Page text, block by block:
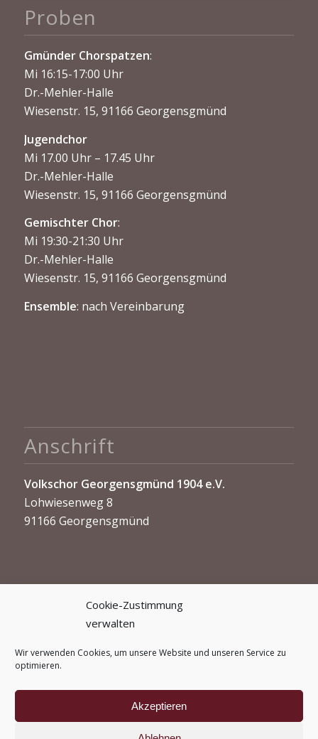
Cookie-Zustimmung
verwalten
Wir verwenden Cookies, um unsere Website und unseren Service zu
optimieren.
Akzeptieren
Proben
Gmünder Chorspatzen:
Mi 16:15-17:00 Uhr
Dr.-Mehler-Halle
Wiesenstr. 15, 91166 Georgensgmünd
Jugendchor
Mi 17.00 Uhr – 17.45 Uhr
Dr.-Mehler-Halle
Wiesenstr. 15, 91166 Georgensgmünd
Gemischter Chor:
Mi 19:30-21:30 Uhr
Dr.-Mehler-Halle
Wiesenstr. 15, 91166 Georgensgmünd
Ensemble: nach Vereinbarung
Anschrift
Volkschor Georgensgmünd 1904 e.V.
Lohwiesenweg 8
91166 Georgensgmünd
Kontakt
info@volkschor-georgensgmuend.de